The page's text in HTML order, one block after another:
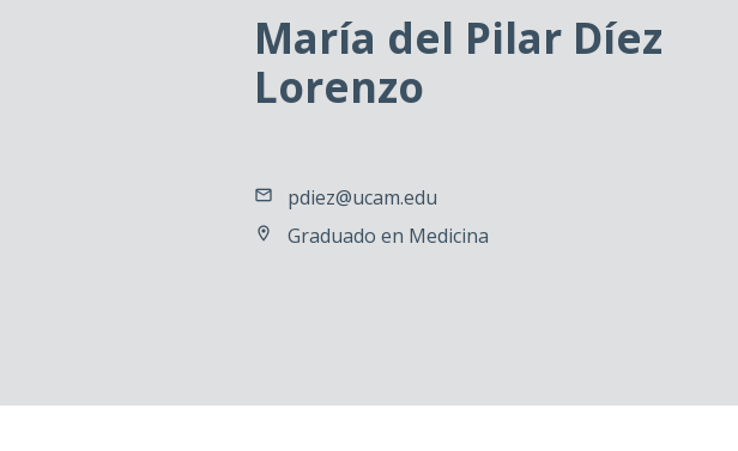
María del Pilar Díez
Lorenzo
pdiez@ucam.edu
Graduado en Medicina